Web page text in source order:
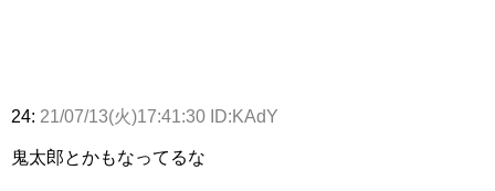
24: 21/07/13(火)17:41:30 ID:KAdY
鬼太郎とかもなってるな